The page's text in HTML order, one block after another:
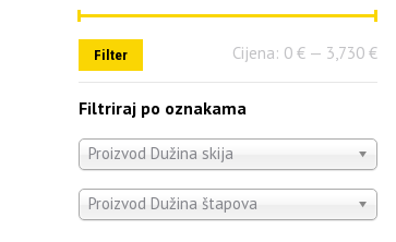
Filter Cijena: 0 € — 3,730 €
Filtriraj po oznakama
Proizvod Dužina skija
Proizvod Dužina štapova